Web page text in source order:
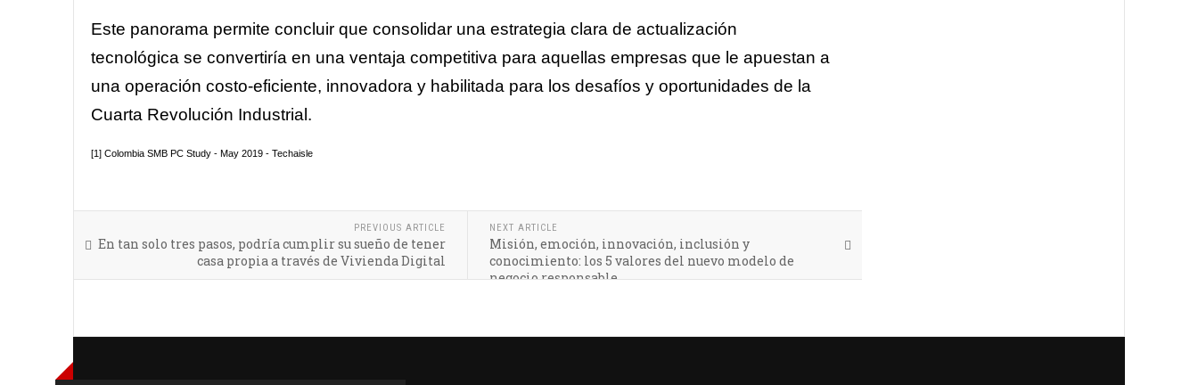
Este panorama permite concluir que consolidar una estrategia clara de actualización
tecnológica se convertiría en una ventaja competitiva para aquellas empresas que le apuestan a
una operación costo-eficiente, innovadora y habilitada para los desafíos y oportunidades de la
Cuarta Revolución Industrial.
[1] Colombia SMB PC Study - May 2019 - Techaisle
PREVIOUS ARTICLE
En tan solo tres pasos, podría cumplir su sueño de tener
casa propia a través de Vivienda Digital
NEXT ARTICLE
Misión, emoción, innovación, inclusión y
conocimiento: los 5 valores del nuevo modelo de
negocio responsable